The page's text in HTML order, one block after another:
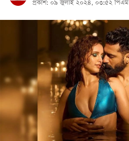
জাতীয়
সারাদেশ
আন্তর্জাতিক
খেলা
বিনোদন
অর্থনীতি
প্রকাশ: ০৯ জুলাই ২০২৪, ০৩:৫২ পিএম